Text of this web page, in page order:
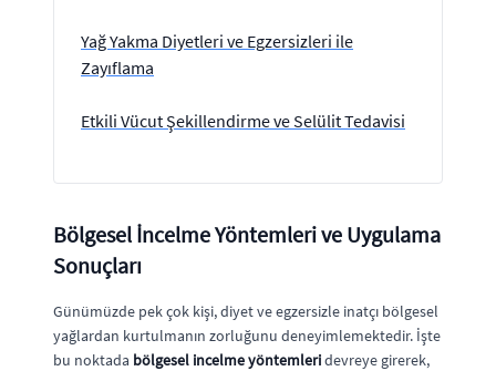
Yağ Yakma Diyetleri ve Egzersizleri ile
Zayıflama
Etkili Vücut Şekillendirme ve Selülit Tedavisi
Bölgesel İncelme Yöntemleri ve Uygulama
Sonuçları
Günümüzde pek çok kişi, diyet ve egzersizle inatçı bölgesel
yağlardan kurtulmanın zorluğunu deneyimlemektedir. İşte
bu noktada bölgesel incelme yöntemleridevreye girerek,